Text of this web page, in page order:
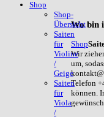
Wobin
Shop
Wir
um,
Telefon
können.
Shop
Shop-
Übersicht
Saiten
für
Violine
/
Geige
Saiten
für
Viola
/